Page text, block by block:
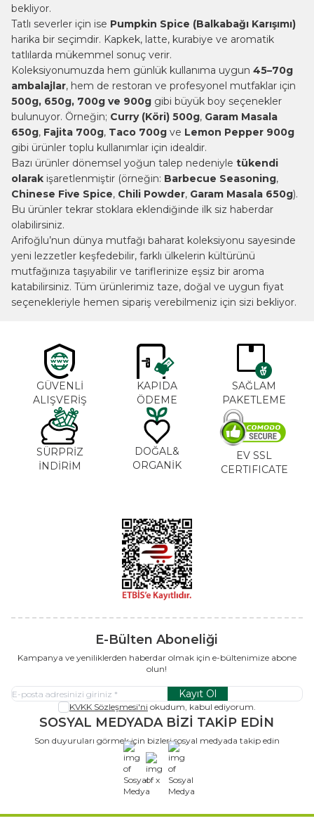
bekliyor.
Tatlı severler için ise Pumpkin Spice (Balkabağı Karışımı)
harika bir seçimdir. Kapkek, latte, kurabiye ve aromatik
tatlılarda mükemmel sonuç verir.
Koleksiyonumuzda hem günlük kullanıma uygun 45–70g
ambalajlar, hem de restoran ve profesyonel mutfaklar için
500g, 650g, 700g ve 900g gibi büyük boy seçenekler
bulunuyor. Örneğin; Curry (Köri) 500g, Garam Masala
650g, Fajita 700g, Taco 700g ve Lemon Pepper 900g
gibi ürünler toplu kullanımlar için idealdir.
Bazı ürünler dönemsel yoğun talep nedeniyle tükendi
olarak işaretlenmiştir (örneğin: Barbecue Seasoning,
Chinese Five Spice, Chili Powder, Garam Masala 650g).
Bu ürünler tekrar stoklara eklendiğinde ilk siz haberdar
olabilirsiniz.
Arifoğlu’nun dünya mutfağı baharat koleksiyonu sayesinde
yeni lezzetler keşfedebilir, farklı ülkelerin kültürünü
mutfağınıza taşıyabilir ve tariflerinize eşsiz bir aroma
katabilirsiniz. Tüm ürünlerimiz taze, doğal ve uygun fiyat
seçenekleriyle hemen sipariş verebilmeniz için sizi bekliyor.
GÜVENLİ
ALIŞVERİŞ
KAPIDA
ÖDEME
SAĞLAM
PAKETLEME
SÜRPRİZ
İNDİRİM
DOĞAL&
ORGANİK
EV SSL
CERTIFICATE
E-Bülten Aboneliği
Kampanya ve yeniliklerden haberdar olmak için e-bültenimize abone
olun!
Kayıt Ol
KVKK Sözleşmesi'ni okudum, kabul ediyorum.
SOSYAL MEDYADA BİZİ TAKİP EDİN
Son duyuruları görmek için bizleri sosyal medyada takip edin
x